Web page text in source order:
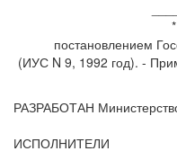
постановлением
(ИУС N 9, 1992 год). -
РАЗРАБОТАН
ИСПОЛНИТЕЛИ